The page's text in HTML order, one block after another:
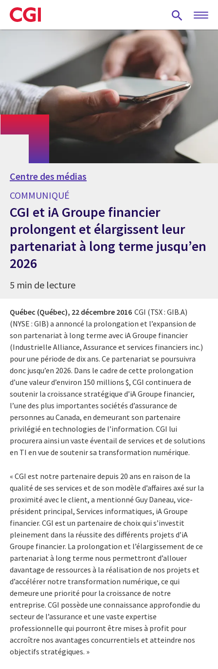
Skip
to
main
Centre des médias
COMMUNIQUÉ
CGI et iA Groupe financier
prolongent et élargissent leur
partenariat à long terme jusqu’en
2026
5 min de lecture
Québec (Québec), 22 décembre 2016 CGI (TSX : GIB.A)
(NYSE : GIB) a annoncé la prolongation et l’expansion de
son partenariat à long terme avec iA Groupe financier
(Industrielle Alliance, Assurance et services financiers inc.)
pour une période de dix ans. Ce partenariat se poursuivra
donc jusqu’en 2026. Dans le cadre de cette prolongation
d’une valeur d’environ 150 millions $, CGI continuera de
soutenir la croissance stratégique d’iA Groupe financier,
l’une des plus importantes sociétés d’assurance de
personnes au Canada, en demeurant son partenaire
privilégié en technologies de l’information. CGI lui
procurera ainsi un vaste éventail de services et de solutions
en TI en vue de soutenir sa transformation numérique.
« CGI est notre partenaire depuis 20 ans en raison de la
qualité de ses services et de son modèle d’affaires axé sur la
proximité avec le client, a mentionné Guy Daneau, vice-
président principal, Services informatiques, iA Groupe
financier. CGI est un partenaire de choix qui s’investit
pleinement dans la réussite des différents projets d’iA
Groupe financier. La prolongation et l’élargissement de ce
partenariat à long terme nous permettront d’allouer
davantage de ressources à la réalisation de nos projets et
d’accélérer notre transformation numérique, ce qui
demeure une priorité pour la croissance de notre
entreprise. CGI possède une connaissance approfondie du
secteur de l’assurance et une vaste expertise
professionnelle qui pourront être mises à profit pour
accroître nos avantages concurrentiels et atteindre nos
objectifs stratégiques. »